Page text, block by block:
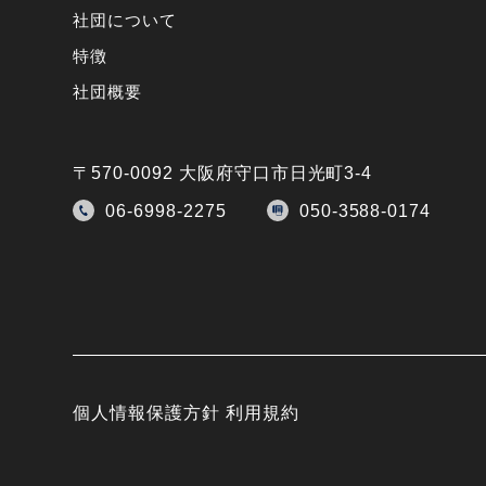
社団について
特徴
社団概要
〒570-0092 大阪府守口市日光町3-4
06-6998-2275 050-3588-0174
個人情報保護方針 利用規約